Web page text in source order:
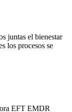
juntas el bienestar
los procesos se
EFT EMDR